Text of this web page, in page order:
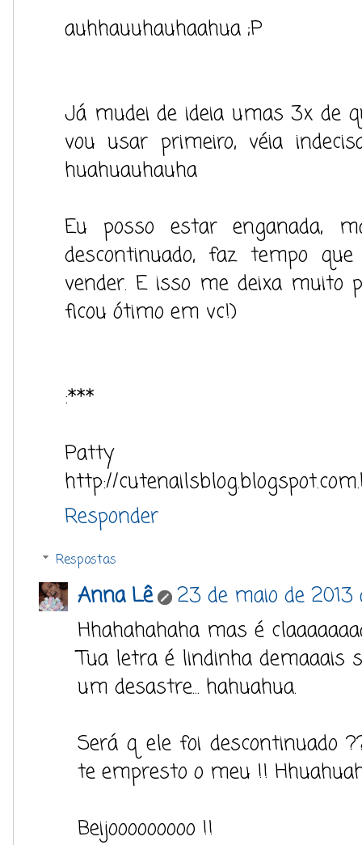
auhhauuhauhaahua ;P
Já mudei de ideia umas 3x de
vou usar primeiro, véia
huahuauhauha
Eu posso estar enganada,
descontinuado, faz tempo
vender. E isso me deixa muito
ficou ótimo em vc!)
:***
Patty
http://
Responder
Respostas
Anna Lê
23 de maio de 2013
Hhahahahaha mas é
Tua letra é lindinha demaaais
um desastre... hahuahua.
Será q ele foi descontinuado
te empresto o meu !!
Beijooooooooo !!